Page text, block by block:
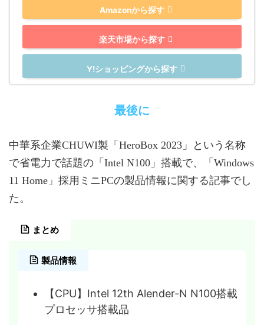
Amazonから探す
楽天市場から探す
Y!ショッピングから探す
最後に
中華系企業CHUWI製「HeroBox 2023」という名称
で省電力で話題の「Intel N100」搭載で、「Windows
11 Home」採用ミニPCの製品情報に関する記事でし
た。
まとめ
製品情報
【CPU】Intel 12th Alender-N N100搭載
プロセッサ搭載品